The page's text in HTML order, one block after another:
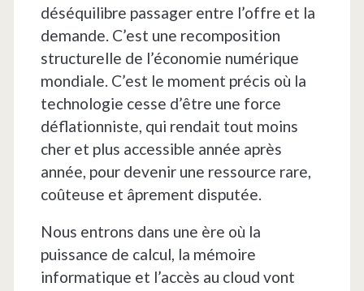
déséquilibre passager entre l’offre et la
demande. C’est une recomposition
structurelle de l’économie numérique
mondiale. C’est le moment précis où la
technologie cesse d’être une force
déflationniste, qui rendait tout moins
cher et plus accessible année après
année, pour devenir une ressource rare,
coûteuse et âprement disputée.
Nous entrons dans une ère où la
puissance de calcul, la mémoire
informatique et l’accès au cloud vont